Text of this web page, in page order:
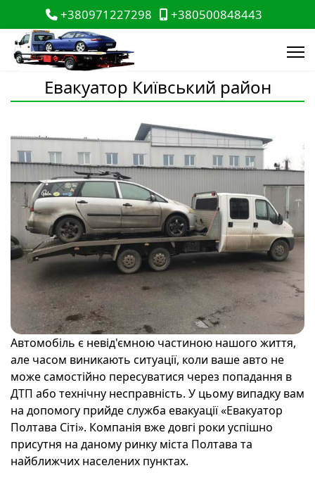
+380971227298 +380500848443
Евакуатор Київський район
Автомобіль є невід'ємною частиною нашого життя,
але часом виникають ситуації, коли ваше авто не
може самостійно пересуватися через попадання в
ДТП або технічну несправність. У цьому випадку вам
на допомогу прийде служба евакуації «Евакуатор
Полтава Сіті». Компанія вже довгі роки успішно
присутня на даному ринку міста Полтава та
найближчих населених пунктах.